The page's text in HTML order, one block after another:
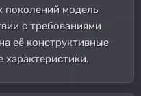
поколений модель
с требованиями
её конструктивные
характеристики.